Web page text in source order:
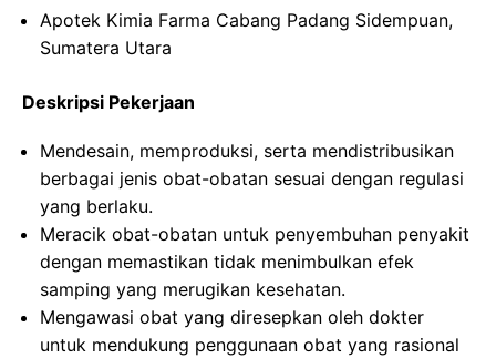
Apotek Kimia Farma Cabang Padang Sidempuan,
Sumatera Utara
Deskripsi Pekerjaan
Mendesain, memproduksi, serta mendistribusikan
berbagai jenis obat-obatan sesuai dengan regulasi
yang berlaku.
Meracik obat-obatan untuk penyembuhan penyakit
dengan memastikan tidak menimbulkan efek
samping yang merugikan kesehatan.
Mengawasi obat yang diresepkan oleh dokter
untuk mendukung penggunaan obat yang rasional